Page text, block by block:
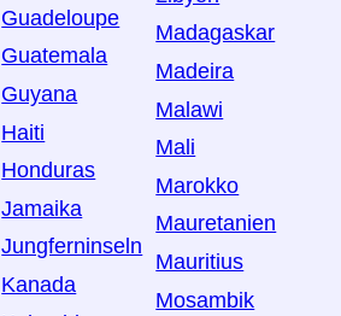
Guadeloupe
Guatemala
Guyana
Haiti
Honduras
Jamaika
Jungferninseln
Kanada
Madagaskar
Madeira
Malawi
Mali
Marokko
Mauretanien
Mauritius
Mosambik